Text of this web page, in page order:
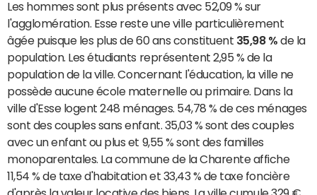
Les hommes sont plus présents avec 52,09 % sur
l'agglomération. Esse reste une ville particulièrement
âgée puisque les plus de 60 ans constituent 35,98 % de la
population. Les étudiants représentent 2,95 % de la
population de la ville. Concernant l'éducation, la ville ne
possède aucune école maternelle ou primaire. Dans la
ville d'Esse logent 248 ménages. 54,78 % de ces ménages
sont des couples sans enfant. 35,03 % sont des couples
avec un enfant ou plus et 9,55 % sont des familles
monoparentales. La commune de la Charente affiche
11,54 % de taxe d'habitation et 33,43 % de taxe foncière